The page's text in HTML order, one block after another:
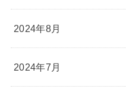
2024年8月
2024年7月